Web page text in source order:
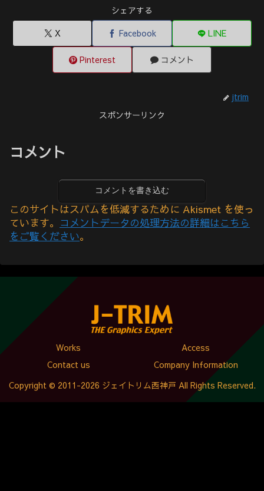
シェアする
X
Facebook LINE
Pinterest コメント
jtrim
スポンサーリンク
コメント
コメントを書き込む
このサイトはスパムを低減するために Akismet を使っ
ています。 コメントデータの処理方法の詳細はこちら
をご覧ください。
Works
Access
Contact us
Company Information
Copyright © 2011-2026 ジェイトリム西神戸 All Rights Reserved.